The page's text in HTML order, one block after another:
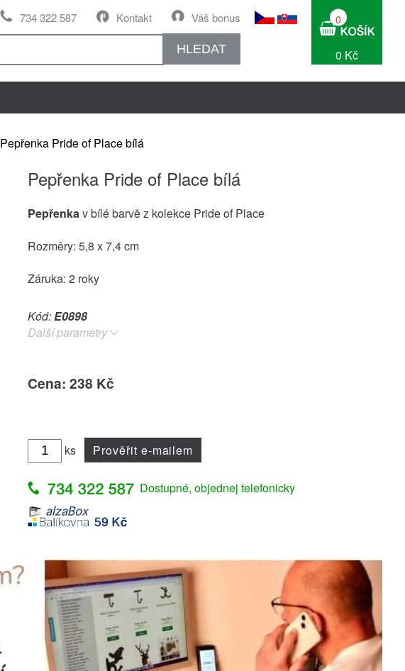
Váš bonus
Kontakt
734 322 587
HLEDAT
0
0 Kč
Pepřenka Pride of Place bílá
Pepřenka Pride of Place bílá
Pepřenkav bílé barvě z kolekce Pride of Place
Rozměry: 5,8 x 7,4 cm
Záruka: 2 roky
Kód:E0898
Další parametry
Cena: 238 Kč
ks Prověřit e-mailem
Dostupné, objednej telefonicky